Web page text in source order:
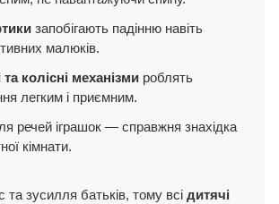
запобігають падінню навіть
малюків.
колісні механізми роблять
легким і приємним.
речей іграшок — справжня знахідка
кімнати.
та зусилля батьків, тому всі дитячі